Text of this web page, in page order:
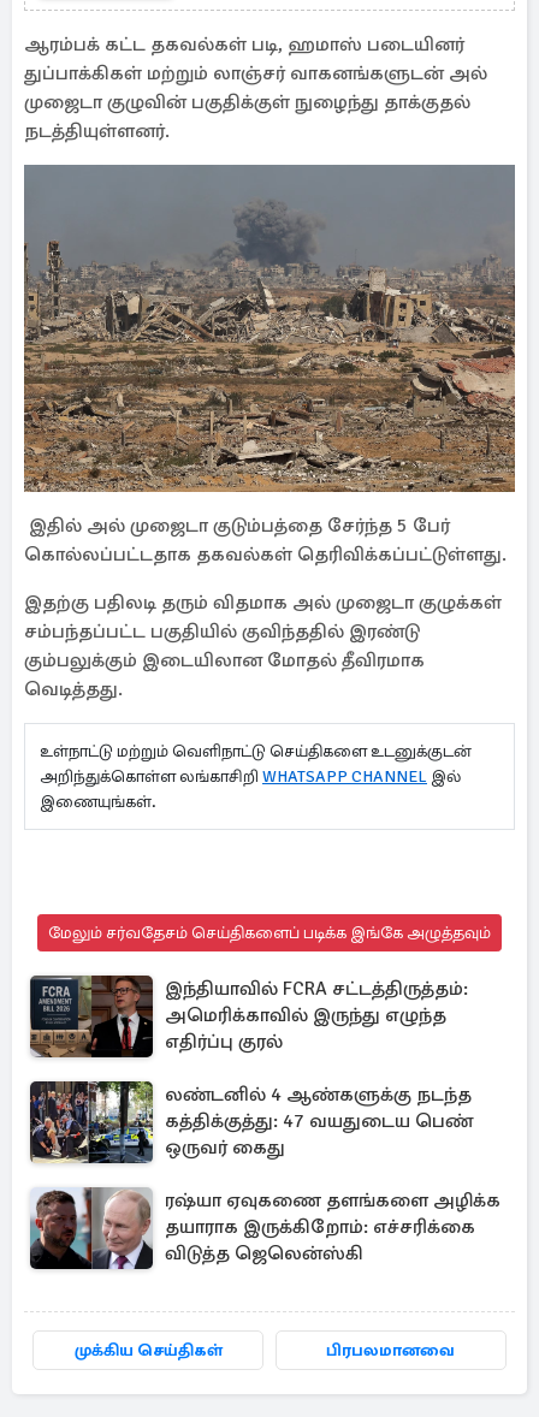
ஆரம்பக் கட்ட தகவல்கள் படி, ஹமாஸ் படையினர்
துப்பாக்கிகள் மற்றும் லாஞ்சர் வாகனங்களுடன் அல்
முஜைடா குழுவின் பகுதிக்குள் நுழைந்து தாக்குதல்
நடத்தியுள்ளனர்.
இதில் அல் முஜைடா குடும்பத்தை சேர்ந்த 5 பேர்
கொல்லப்பட்டதாக தகவல்கள் தெரிவிக்கப்பட்டுள்ளது.
இதற்கு பதிலடி தரும் விதமாக அல் முஜைடா குழுக்கள்
சம்பந்தப்பட்ட பகுதியில் குவிந்ததில் இரண்டு
கும்பலுக்கும் இடையிலான மோதல் தீவிரமாக
வெடித்தது.
உள்நாட்டு மற்றும் வெளிநாட்டு செய்திகளை உடனுக்குடன்
அறிந்துக்கொள்ள லங்காசிறி WHATSAPP CHANNEL இல்
இணையுங்கள்.
மேலும் சர்வதேசம் செய்திகளைப் படிக்க இங்கே அழுத்தவும்
இந்தியாவில் FCRA சட்டத்திருத்தம்:
அமெரிக்காவில் இருந்து எழுந்த
எதிர்ப்பு குரல்
லண்டனில் 4 ஆண்களுக்கு நடந்த
கத்திக்குத்து: 47 வயதுடைய பெண்
ஒருவர் கைது
ரஷ்யா ஏவுகணை தளங்களை அழிக்க
தயாராக இருக்கிறோம்: எச்சரிக்கை
விடுத்த ஜெலென்ஸ்கி
முக்கிய செய்திகள் பிரபலமானவை